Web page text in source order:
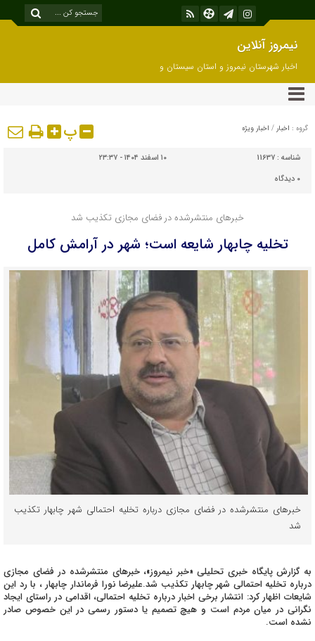
نیمروز آنلاین
اخبار شهرستان نیمروز و استان سیستان و
بلوچستان
گروه : اخبار / اخبار ویژه پ
شناسه : 11637
۱۰ اسفند ۱۴۰۴ - ۲۳:۳۷
۰ دیدگاه
خبرهای منتشرشده در فضای مجازی تکذیب شد
تخلیه چابهار شایعه است؛ شهر در آرامش کامل
خبرهای منتشرشده در فضای مجازی درباره تخلیه احتمالی شهر چابهار تکذیب
شد
به گزارش پایگاه خبری تحلیلی «خبر نیمروز»، خبرهای منتشرشده در فضای مجازی
درباره تخلیه احتمالی شهر چابهار تکذیب شد.علیرضا نورا فرماندار چابهار ، با رد این
شایعات اظهار کرد: انتشار برخی اخبار درباره تخلیه احتمالی، اقدامی در راستای ایجاد
نگرانی در میان مردم است و هیچ تصمیم یا دستور رسمی در این خصوص صادر
نشده است.